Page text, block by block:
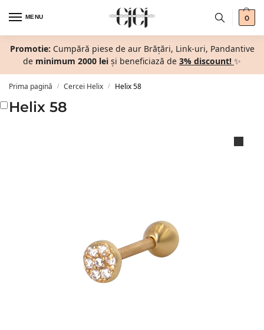
MENU 0
Promotie: Cumpără piese de aur Brățări, Link-uri, Pandantive
de minimum 2000 lei și beneficiază de 3% discount! ✨
Prima pagină / Cercei Helix / Helix 58
Helix 58